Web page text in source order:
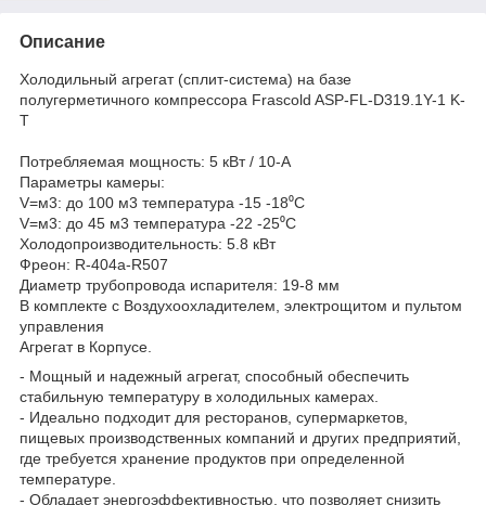
Описание
Холодильный агрегат (сплит-система) на базе
полугерметичного компрессора Frascold ASP-FL-D319.1Y-1 K-
T
Потребляемая мощность: 5 кВт / 10-A
Параметры камеры:
V=м3: до 100 м3 температура -15 -18⁰С
V=м3: до 45 м3 температура -22 -25⁰С
Холодопроизводительность: 5.8 кВт
Фреон: R-404a-R507
Диаметр трубопровода испарителя: 19-8 мм
В комплекте с Воздухоохладителем, электрощитом и пультом
управления
Агрегат в Корпусе.
- Мощный и надежный агрегат, способный обеспечить
стабильную температуру в холодильных камерах.
- Идеально подходит для ресторанов, супермаркетов,
пищевых производственных компаний и других предприятий,
где требуется хранение продуктов при определенной
температуре.
- Обладает энергоэффективностью, что позволяет снизить